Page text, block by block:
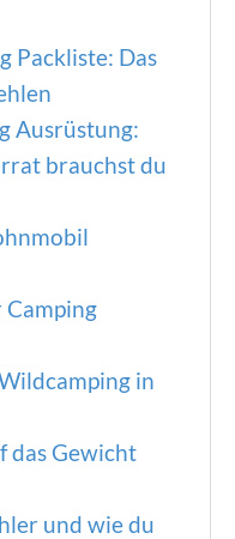
Packliste: Das
Ausrüstung:
brauchst du
in
das Gewicht
und wie du